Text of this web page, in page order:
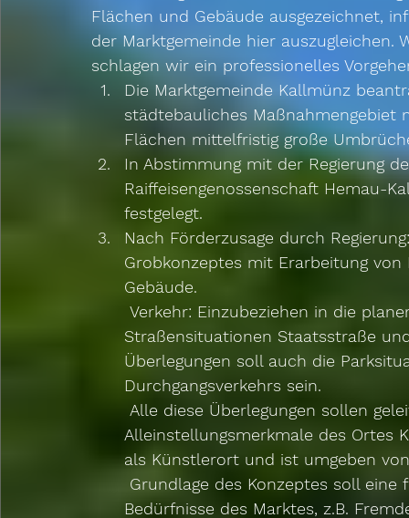
Flächen und Gebäude ausgezeichnet,
der Marktgemeinde hier auszugleichen.
schlagen wir ein professionelles
Die Marktgemeinde Kallmünz
städtebauliches
Flächen mittelfristig große
In Abstimmung mit der Regierung
Raiffeisengenossenschaft Hemau-
festgelegt.
Nach Förderzusage durch
Grobkonzeptes mit Erarbeitung
Gebäude.
Straßensituationen Staatsstraße
Überlegungen soll auch die
Durchgangsverkehrs sein.
Alleinstellungsmerkmale des Ortes
als Künstlerort und ist umgeben
Bedürfnisse des Marktes, z.B.